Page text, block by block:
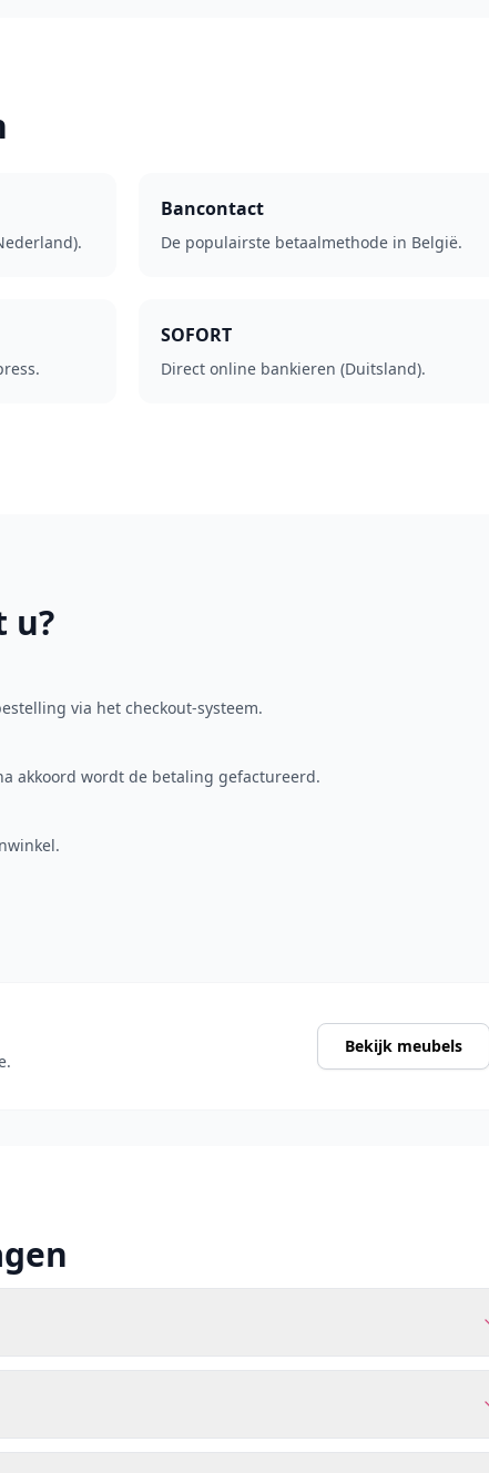
Bancontact
De populairste betaalmethode in België.
SOFORT
Direct online bankieren (Duitsland).
u?
via het checkout-systeem.
akkoord wordt de betaling gefactureerd.
Bekijk meubels